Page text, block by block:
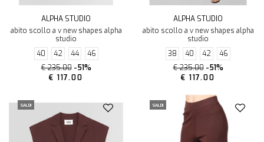
ALPHA STUDIO
abito scollo a v new shapes alpha
studio
40
42 44
46
€ 235.00 -51%
€ 117.00
ALPHA STUDIO
abito scollo a v new shapes alpha
studio
38
40 42
46
€ 235.00 -51%
€ 117.00
SALDI SALDI